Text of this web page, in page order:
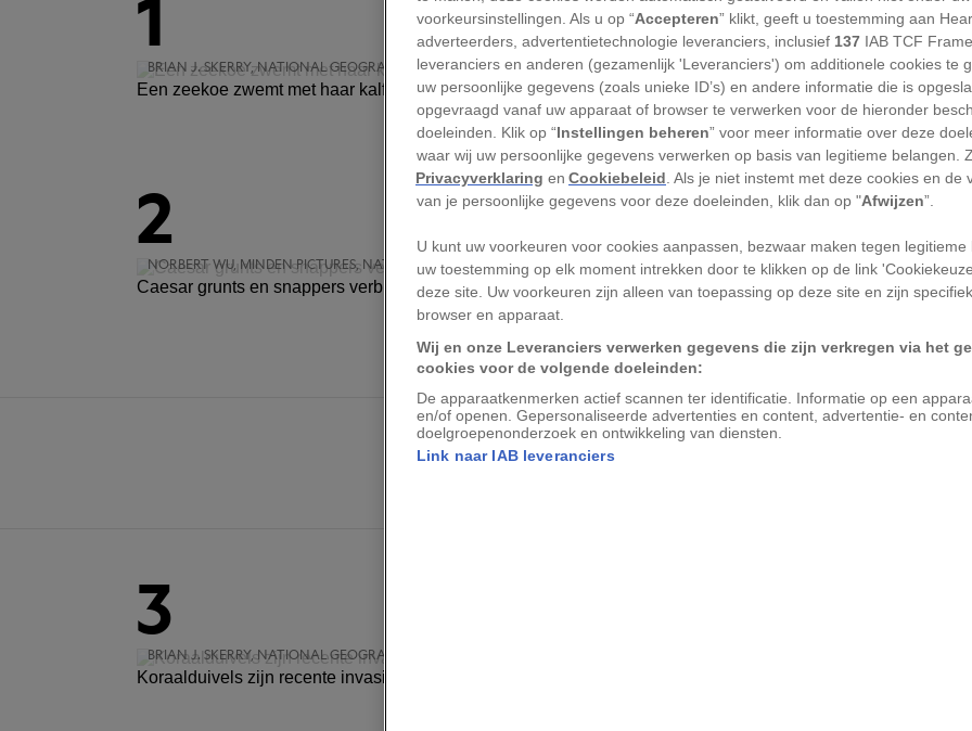
1
BRIAN J. SKERRY, NATIONAL GEOGRAPHIC CREATIVE
Een zeekoe zwemt met haar kalf langs de kust van Swallow Cay in Belize.
2
NORBERT WU, MINDEN PICTURES, NATIONAL GEOGRAPHIC CREATIVE
Caesar grunts en snappers verblijden een scubaduiker in Belize.
Advertentie - Lees hieronder verder
3
BRIAN J. SKERRY, NATIONAL GEOGRAPHIC CREATIVE
Koraalduivels zijn recente invasieve exoten die schade toebrengen aan de riffen van Belize.
voorkeursinstellingen. Als u op “Accepteren” klikt, geeft u toestemming aan
adverteerders, advertentietechnologie leveranciers, inclusief 137 IAB TCF
leveranciers en anderen (gezamenlijk 'Leveranciers') om additionele cookies te
uw persoonlijke gegevens (zoals unieke ID’s) en andere informatie die is
opgevraagd vanaf uw apparaat of browser te verwerken voor de hieronder
doeleinden. Klik op “Instellingen beheren” voor meer informatie over deze
waar wij uw persoonlijke gegevens verwerken op basis van legitieme belangen.
Privacyverklaring enCookiebeleid . Als je niet instemt met deze cookies en de
van je persoonlijke gegevens voor deze doeleinden, klik dan op "Afwijzen”.
U kunt uw voorkeuren voor cookies aanpassen, bezwaar maken tegen legitieme
uw toestemming op elk moment intrekken door te klikken op de link
deze site. Uw voorkeuren zijn alleen van toepassing op deze site en zijn
browser en apparaat.
Wij en onze Leveranciers verwerken gegevens die zijn verkregen via het
cookies voor de volgende doeleinden:
De apparaatkenmerken actief scannen ter identificatie. Informatie op een
en/of openen. Gepersonaliseerde advertenties en content, advertentie- en
doelgroepenonderzoek en ontwikkeling van diensten.
Link naar IAB leveranciers